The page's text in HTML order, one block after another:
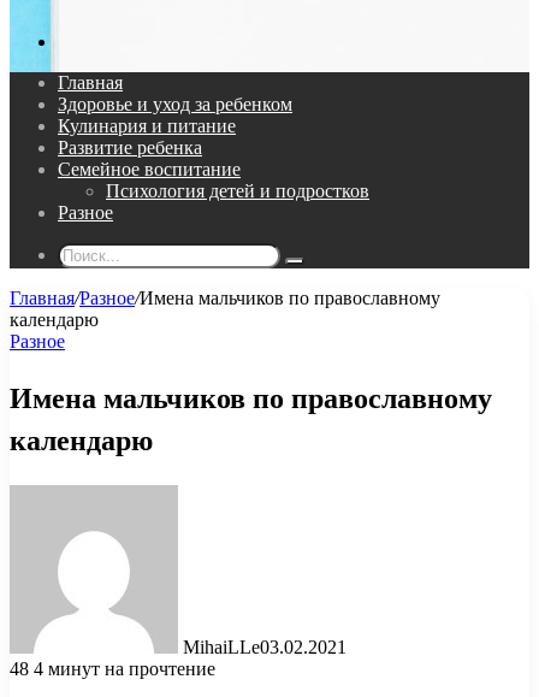
Главная
Здоровье и уход за ребенком
Кулинария и питание
Развитие ребенка
Семейное воспитание
Психология детей и подростков
Разное
Поиск...
Главная/Разное/Имена мальчиков по православному
календарю
Разное
Имена мальчиков по православному
календарю
MihaiLLe03.02.2021
48 4 минут на прочтение